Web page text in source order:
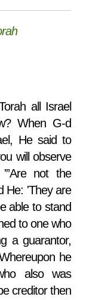
all Israel
When G-d
He said to
will observe
not the
He: 'They are
able to stand
to one who
a guarantor,
he
also was
creditor then